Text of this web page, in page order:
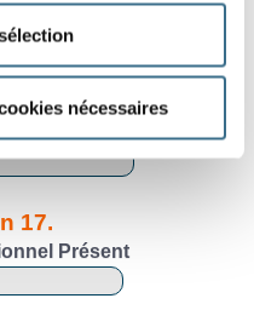
nécessaires
16.
Présent
17.
Présent